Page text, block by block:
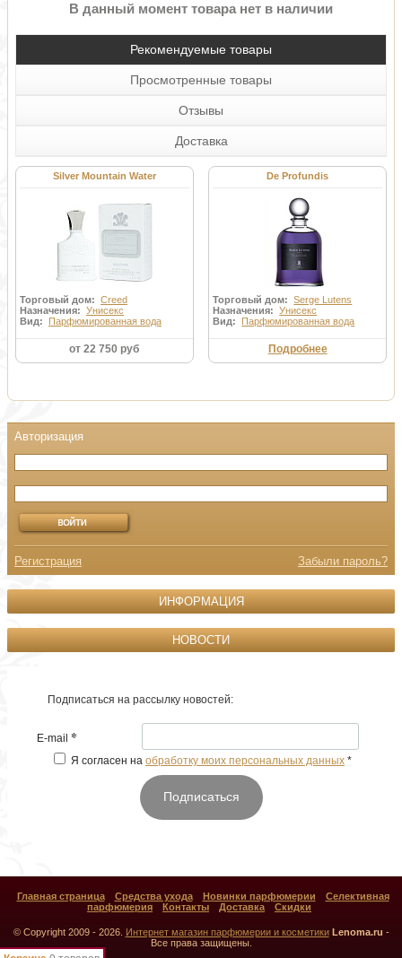
В данный момент товара нет в наличии
Рекомендуемые товары
Просмотренные товары
Отзывы
Доставка
Silver Mountain Water
Торговый дом: Creed
Назначения: Унисекс
Вид:
Парфюмированная вода
от 22 750 руб
De Profundis
Торговый дом:Serge Lutens
Назначения:Унисекс
Вид:
Парфюмированная вода
Подробнее
Регистрация Забыли пароль?
ИНФОРМАЦИЯ
НОВОСТИ
Подписаться на рассылку новостей:
E-mail *
Я согласен на обработку моих персональных данных *
Подписаться
Главная страница Средства ухода Новинки парфюмерии
Селективная
парфюмерия
Контакты Доставка Скидки
© Copyright 2009 - 2026. Интернет магазин парфюмерии и косметики Lenoma.ru -
Все права защищены.